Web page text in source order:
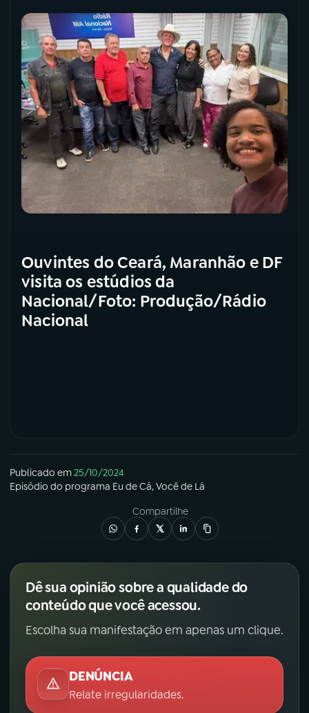
ACOMPANHE A RÁDIO NACIONAL
YouTube Facebook
Instagram X
TikTok
Ouvintes do Ceará, Maranhão e DF
visita os estúdios da
Nacional/Foto: Produção/Rádio
Nacional
Publicado em25/10/2024
Episódio do programa Eu de Cá, Você de Lá
Compartilhe
Dê sua opinião sobre a qualidade do
conteúdo que você acessou.
Escolha sua manifestação em apenas um clique.
DENÚNCIA
Relate irregularidades.